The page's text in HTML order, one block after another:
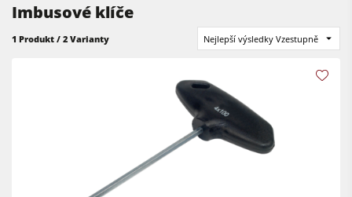
Kombinované dřevoobráběcí stroje
CNC obráběcí centra
Tloušťkovací a srovnávcí frézky
Imbusové klíče
1 Produkt / 2 Varianty Nejlepší výsledky Vzestupně